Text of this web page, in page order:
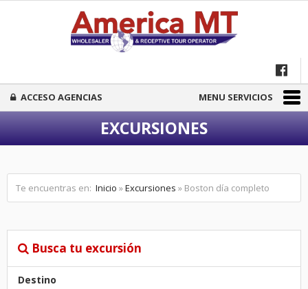
ACCESO AGENCIAS MENU SERVICIOS
EXCURSIONES
Te encuentras en: Inicio »Excursiones » Boston día completo
Busca tu excursión
Destino